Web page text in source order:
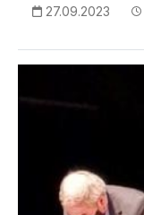
27.09.2023